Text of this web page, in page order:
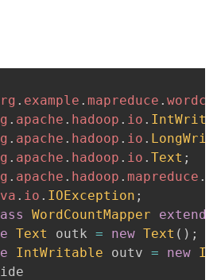
. example . mapreduce .
. apache . hadoop . io .
. apache . hadoop . io .
. apache . hadoop . io . Text ;
. apache . hadoop . mapreduce .
. io . IOException ;
WordCountMapper
extends
Text outk = new Text ( ) ;
IntWritable outv = new